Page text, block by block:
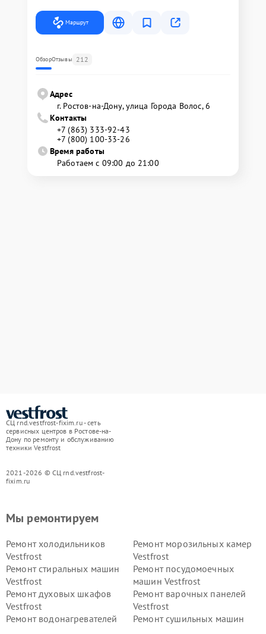
Маршрут
ОбзорОтзывы 212
Адрес
г. Ростов-на-Дону, улица Города Волос, 6
Контакты
+7 (863) 333-92-43
+7 (800) 100-33-26
Время работы
Работаем с 09:00 до 21:00
СЦ rnd.vestfrost-fixim.ru - сеть
сервисных центров в Ростове-на-
Дону по ремонту и обслуживанию
техники Vestfrost
2021-2026 © СЦ rnd.vestfrost-
fixim.ru
Мы ремонтируем
Ремонт холодильников
Vestfrost
Ремонт морозильных камер
Vestfrost
Ремонт стиральных машин
Vestfrost
Ремонт посудомоечных
машин Vestfrost
Ремонт духовых шкафов
Vestfrost
Ремонт варочных панелей
Vestfrost
Ремонт водонагревателей
Ремонт сушильных машин